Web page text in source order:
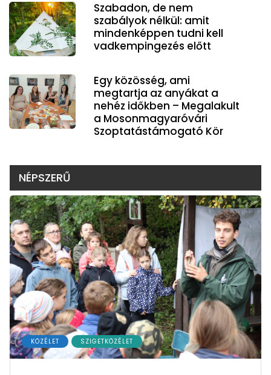
Szabadon, de nem
szabályok nélkül: amit
mindenképpen tudni kell
vadkempingezés előtt
Egy közösség, ami
megtartja az anyákat a
nehéz időkben – Megalakult
a Mosonmagyaróvári
Szoptatástámogató Kör
NÉPSZERŰ
KÖZÉLET SZIGETKÖZÉLET